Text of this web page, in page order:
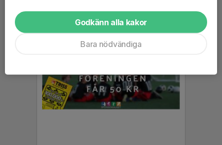
Godkänn alla kakor
Bara nödvändiga